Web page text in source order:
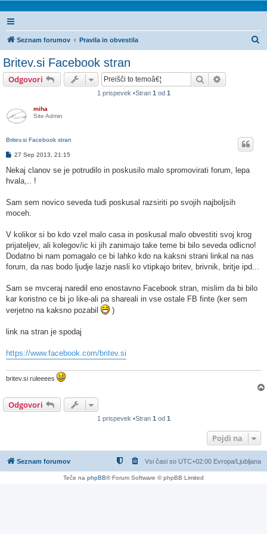
Seznam forumov Pravila in obvestila
Britev.si Facebook stran
Odgovori Iskanje
1 prispevek •Stran 1 od 1
miha
Site Admin
Britev.si Facebook stran
O
g
v
27 Sep 2013, 21:15
Nekaj clanov se je potrudilo in poskusilo malo spromovirati forum, lepa
hvala,.. !
Sam sem novico seveda tudi poskusal razsiriti po svojih najboljsih
moceh.
V kolikor si bo kdo vzel malo casa in poskusal malo obvestiti svoj krog
prijateljev, ali kolegov/ic ki jih zanimajo take teme bi bilo seveda odlicno!
Dodatno bi nam pomagalo ce bi lahko kdo na kaksni strani linkal na nas
forum, da nas bodo ljudje lazje nasli ko vtipkajo britev, brivnik, britje ipd...
Sam se mvceraj naredil eno enostavno Facebook stran, mislim da bi bilo
kar koristno ce bi jo like-ali pa shareali in vse ostale FB finte (ker sem
verjetno na kaksno pozabil
)
link na stran je spodaj
https://www.facebook.com/britev.si
britev.si ruleeees
Odgovori
1 prispevek •Stran 1 od 1
Pojdi na
Seznam forumov Vsi časi so UTC+02:00 Evropa/Ljubljana
Teče na phpBB® Forum Software © phpBB Limited